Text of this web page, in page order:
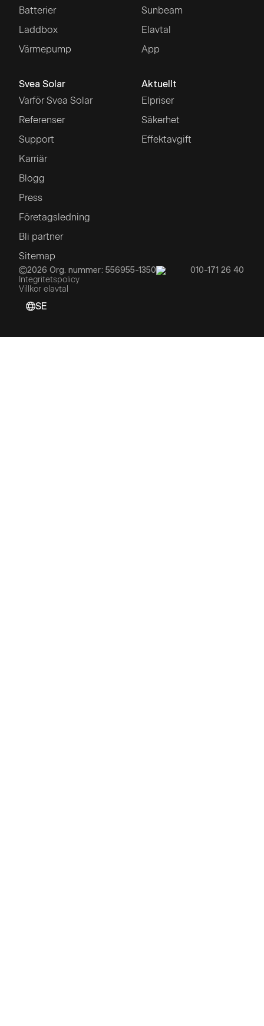
Batterier
Laddbox
Värmepump
Sunbeam
Elavtal
App
Svea Solar
Varför Svea Solar
Referenser
Support
Karriär
Blogg
Press
Företagsledning
Bli partner
Sitemap
Aktuellt
Elpriser
Säkerhet
Effektavgift
2026 Org. nummer: 556955-1350 010-171 26 40
Integritetspolicy
Villkor elavtal
SE